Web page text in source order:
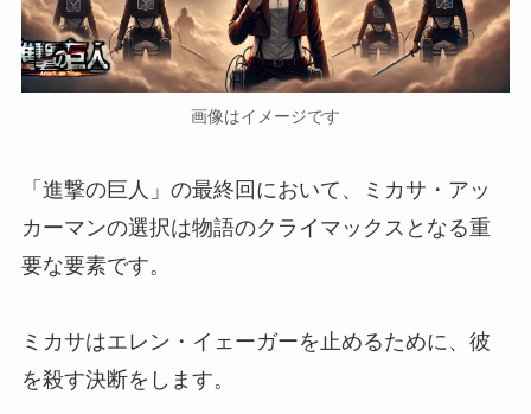
画像はイメージです
「進撃の巨人」の最終回において、ミカサ・アッ
カーマンの選択は物語のクライマックスとなる重
要な要素です。
ミカサはエレン・イェーガーを止めるために、彼
を殺す決断をします。